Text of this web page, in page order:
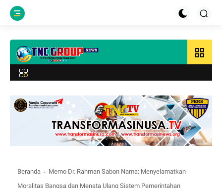
grid_view
Beranda
Memo Dr. Rahman Sabon Nama: Menyelamatkan
Moralitas Bangsa dan Menata Ulang Sistem Pemerintahan